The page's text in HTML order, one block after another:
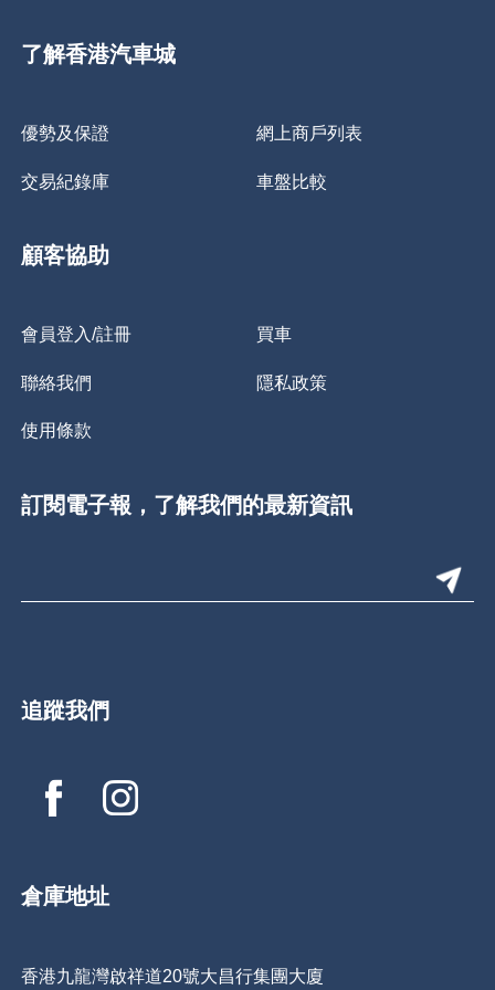
了解香港汽車城
優勢及保證 網上商戶列表
交易紀錄庫 車盤比較
顧客協助
會員登入/註冊 買車
聯絡我們 隱私政策
使用條款
訂閱電子報，了解我們的最新資訊
追蹤我們
倉庫地址
香港九龍灣啟祥道20號大昌行集團大廈